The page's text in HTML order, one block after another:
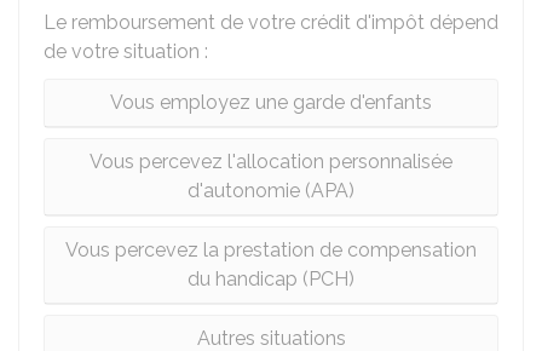
Le remboursement de votre crédit d'impôt dépend
de votre situation :
Vous employez une garde d'enfants
Vous percevez l'allocation personnalisée
d'autonomie (APA)
Vous percevez la prestation de compensation
du handicap (PCH)
Autres situations